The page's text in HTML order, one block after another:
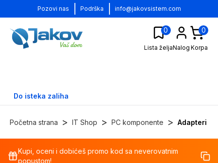
Pozovi nas Podrška info@jakovsistem.com
0
Lista željaNalog
0
Korpa
Do isteka zaliha
Početna strana > IT Shop > PC komponente > Adapteri
%
Kupi, oceni i dobićeš promo kod sa neverovatnim
popustom!